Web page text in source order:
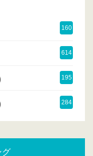
160
614
195
284
グ